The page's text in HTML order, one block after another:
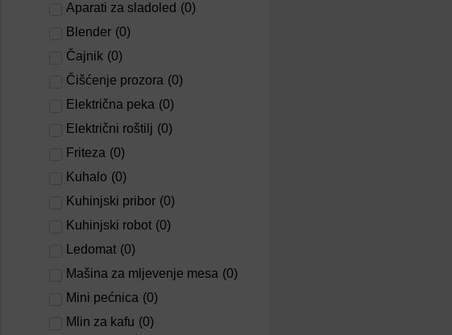
Aparati za sladoled (0)
Blender (0)
Čajnik (0)
Čišćenje prozora (0)
Električna peka (0)
Električni roštilj (0)
Friteza (0)
Kuhalo (0)
Kuhinjski pribor (0)
Kuhinjski robot (0)
Ledomat (0)
Mašina za mljevenje mesa (0)
Mini pećnica (0)
Mlin za kafu (0)